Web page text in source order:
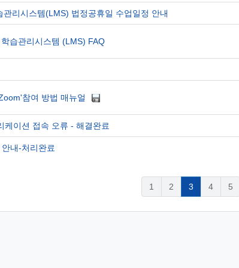
리시스템(LMS) 법정공휴일 수업일정 안내
습관리시스템 (LMS) FAQ
참여 방법 매뉴얼
케이션 접속 오류 - 해결완료
내-처리완료
1 2 3 4 5